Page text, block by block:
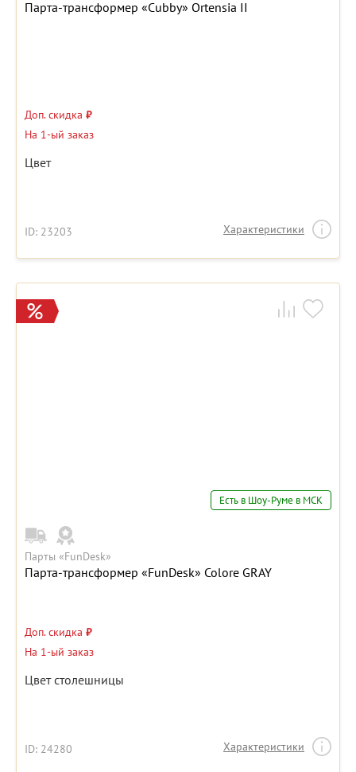
Парта-трансформер «Cubby» Ortensia II
Доп. скидка ₽
На 1-ый заказ
Цвет
ID: 23203 Характеристики
Есть в Шоу-Руме в МСК
Парты «FunDesk»
Парта-трансформер «FunDesk» Colore GRAY
Доп. скидка ₽
На 1-ый заказ
Цвет столешницы
ID: 24280 Характеристики